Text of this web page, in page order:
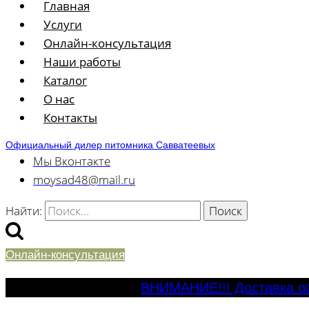
Главная
Услуги
Онлайн-консультация
Наши работы
Каталог
О нас
Контакты
Официальный дилер питомника Савватеевых
Мы Вконтакте
moysad48@mail.ru
Найти:
Онлайн-консультация
ВНИМАНИЕ!!! Доставка